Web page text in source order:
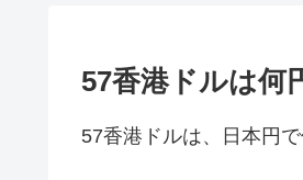
57香港ドルは何
57香港ドルは、日本円